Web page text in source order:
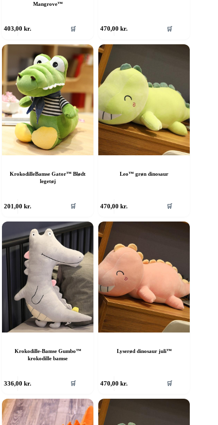
Mangrove™
403,00kr. 🛒 470,00kr. 🛒
KrokodilleBamse Gator™ Blødt
legetøj
201,00kr. 🛒
Leo™ grøn dinosaur
470,00kr. 🛒
Krokodille-Bamse Gumbo™
krokodille bamse
336,00kr. 🛒
Lyserød dinosaur juli™
470,00kr. 🛒